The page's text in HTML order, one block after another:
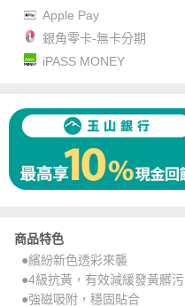
Apple Pay
銀角零卡-無卡分期
iPASS MONEY
商品特色
●繽紛新色透彩來襲
●4級抗黃，有效減緩發黃髒污
●強磁吸附，穩固貼合